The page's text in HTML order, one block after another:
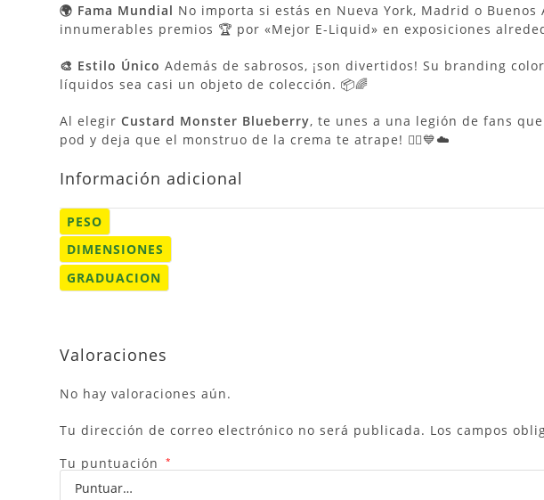
🌍 Fama Mundial No importa si estás en Nueva York, Madrid o
innumerables premios 🏆 por «Mejor E-Liquid» en exposiciones
🎨 Estilo Único Además de sabrosos, ¡son divertidos! Su branding
líquidos sea casi un objeto de colección. 📦🌈
Al elegirCustard Monster Blueberry, te unes a una legión de fans
pod y deja que el monstruo de la crema te atrape! 🧟‍♂️💙☁️
Información adicional
PESO
DIMENSIONES
GRADUACION
Valoraciones
No hay valoraciones aún.
Tu dirección de correo electrónico no será publicada. Los campos
Tu puntuación *